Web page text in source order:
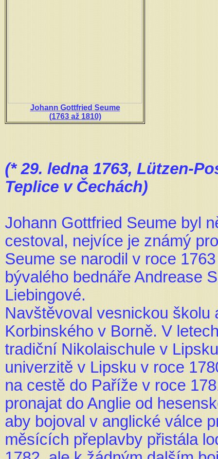
Johann Gottfried Seume
(1763 až 1810)
(* 29. ledna 1763, Lützen-
Teplice v Čechách)
Johann Gottfried Seume byl
cestoval, nejvíce je známý
Seume se narodil v roce
bývalého bednáře Andrease
Liebingové.
Navštěvoval vesnickou školu
Korbinského v Borně. V
tradiční Nikolaischule v
univerzitě v Lipsku v roce
na cestě do Paříže v roce
pronajat do Anglie od
aby bojoval v anglické válce
měsících přeplavby přistála